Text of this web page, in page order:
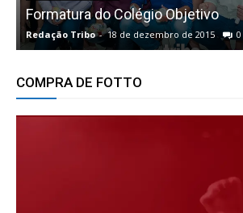
Formatura do Colégio Objetivo
Redação Tribo - 18 de dezembro de 2015 0
COMPRA DE FOTTO